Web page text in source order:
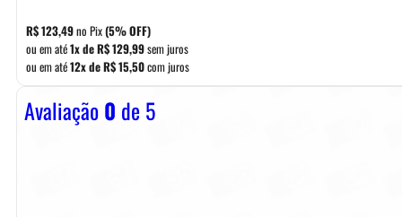
R$123,49no Pix(5% OFF)
ou em até1x deR$129,99sem juros
ou em até12x deR$15,50com juros
Avaliação0 de 5